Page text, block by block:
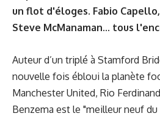
un flot d'éloges. Fabio
Steve McManaman... tous
Auteur d’un triplé à Stamford
nouvelle fois ébloui la planète
Manchester United, Rio
Benzema est le "meilleur neuf du